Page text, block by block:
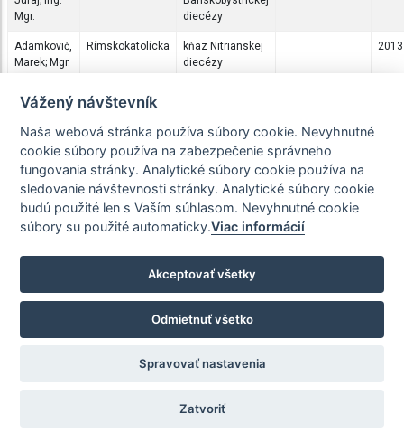
Mgr.
diecézy
Adamkovič,
Marek; Mgr.
Rímskokatolícka
kňaz Nitrianskej
diecézy
2013
Amantius
(OFS); prof.
PhDr. ThDr.;
PhD.
svetského rádu
Alberty,
Štefan; Mgr.
Rímskokatolícka
kňaz
Bratislavskej
arcidiecézy
arcidiecézy
Autorom fotografií a databázy kostolov, databázy duchovných a klerikov a
Databáza duchovných a klerikov je na stránke publikovaná na základe
prípade nech sa obráti mailom na adresuzdenko.dzurjanin@gmail.com
Vážený návštevník
Naša webová stránka používa súbory cookie. Nevyhnutné
cookie súbory používa na zabezpečenie správneho
fungovania stránky. Analytické súbory cookie používa na
sledovanie návštevnosti stránky. Analytické súbory cookie
budú použité len s Vaším súhlasom. Nevyhnutné cookie
súbory su použité automaticky.Viac informácií
Akceptovať všetky
Odmietnuť všetko
Spravovať nastavenia
Zatvoriť